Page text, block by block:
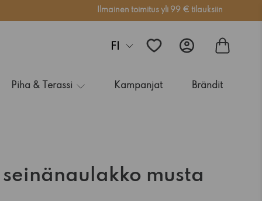
Ilmainen toimitus yli 99 € tilauksiin
FI
Piha & Terassi Kampanjat Brändit
musta